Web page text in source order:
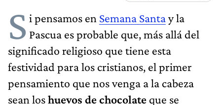
S i pensamos en Semana Santay la
Pascua es probable que, más allá del
significado religioso que tiene esta
festividad para los cristianos, el primer
pensamiento que nos venga a la cabeza
sean loshuevos de chocolate que se